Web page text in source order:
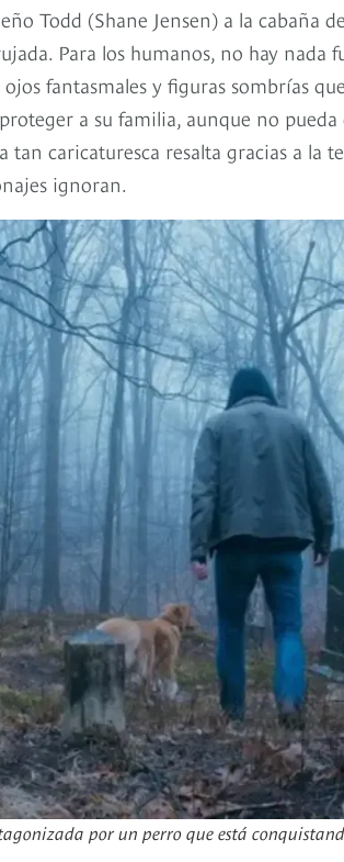
Todd (Shane Jensen) a la cabaña
Para los humanos, no hay nada
fantasmales y figuras sombrías
a su familia, aunque no
tan caricaturesca resalta gracias a la
ignoran.
por un perro que está